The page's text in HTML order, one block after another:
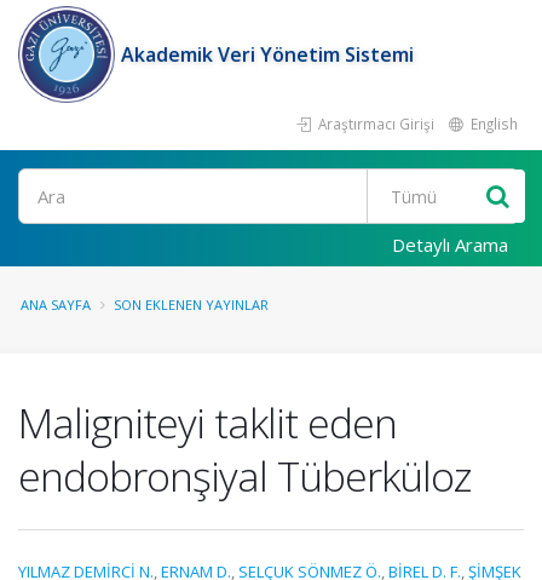
Akademik Veri Yönetim Sistemi
Araştırmacı Girişi English
Ara
Detaylı Arama
ANA SAYFA SON EKLENEN YAYINLAR
Maligniteyi taklit eden
endobronşiyal Tüberküloz
YILMAZ DEMİRCİ N.,ERNAM D., SELÇUK SÖNMEZ Ö.,BİREL D. F.,ŞİMŞEK